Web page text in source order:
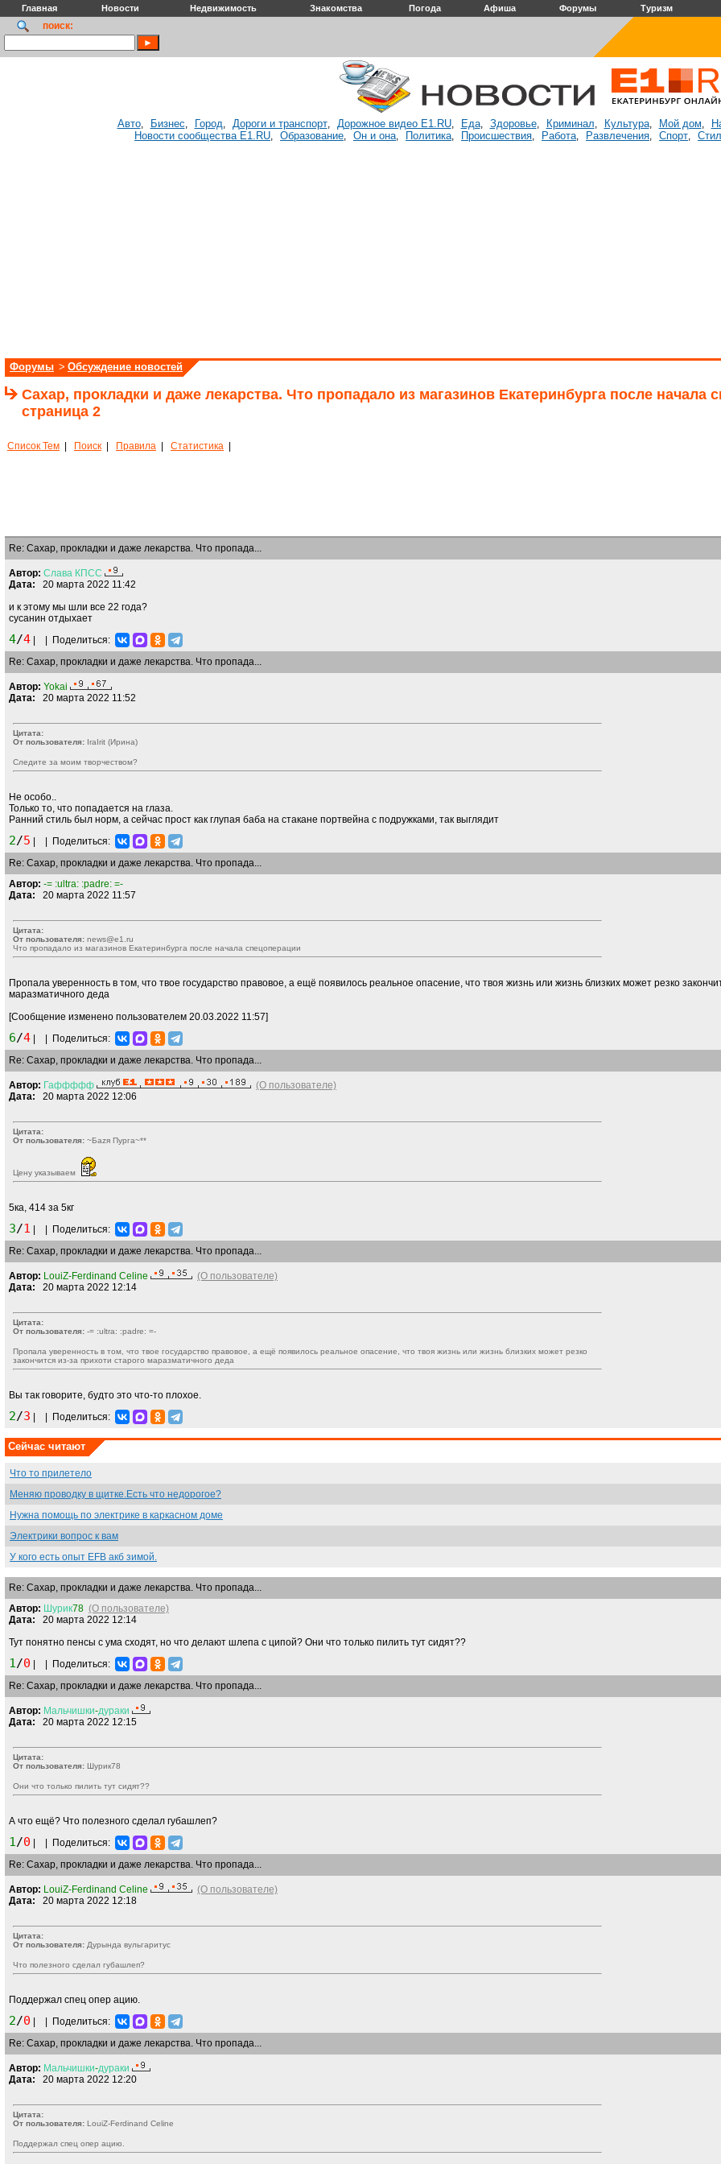
Главная Новости Недвижимость Знакомства Погода Афиша Форумы Туризм
поиск:
Авто, Бизнес, Город, Дороги и транспорт, Дорожное видео E1.RU, Еда, Здоровье, Криминал, Культура, Мой дом,
Новости сообщества E1.RU, Образование, Он и она, Политика, Происшествия, Работа, Развлечения, Спорт,
Форумы > Обсуждение новостей
Сахар, прокладки и даже лекарства. Что пропадало из магазинов Екатеринбурга после начала
страница 2
Список Тем Поиск Правила Статистика
Re: Сахар, прокладки и даже лекарства. Что пропада...
Автор: Слава КПСС
Дата: 20 марта 2022 11:42
и к этому мы шли все 22 года?
сусанин отдыхает
4/4
Поделиться:
Re: Сахар, прокладки и даже лекарства. Что пропада...
Автор: Yokai
Дата: 20 марта 2022 11:52
Цитата:
От пользователя: IraIrit (Ирина)
Следите за моим творчеством?
Не особо..
Только то, что попадается на глаза.
Ранний стиль был норм, а сейчас прост как глупая баба на стакане портвейна с подружками, так выглядит
2/5
Поделиться:
Re: Сахар, прокладки и даже лекарства. Что пропада...
Автор: -= :ultra: :padre: =-
Дата: 20 марта 2022 11:57
Цитата:
От пользователя: news@e1.ru
Что пропадало из магазинов Екатеринбурга после начала спецоперации
Пропала уверенность в том, что твое государство правовое, а ещё появилось реальное опасение, что твоя жизнь или жизнь близких может резко
маразматичного деда
[Сообщение изменено пользователем 20.03.2022 11:57]
6/4
Поделиться:
Re: Сахар, прокладки и даже лекарства. Что пропада...
Автор: Гаффффф
(О пользователе)
Дата: 20 марта 2022 12:06
Цитата:
От пользователя: ~Баzя Пурга~**
Цену указываем
5ка, 414 за 5кг
3/1
Поделиться:
Re: Сахар, прокладки и даже лекарства. Что пропада...
Автор: LouiZ-Ferdinand Celine
(О пользователе)
Дата: 20 марта 2022 12:14
Цитата:
От пользователя: -= :ultra: :padre: =-
Пропала уверенность в том, что твое государство правовое, а ещё появилось реальное опасение, что твоя жизнь или жизнь близких может резко
закончится из-за прихоти старого маразматичного деда
Вы так говорите, будто это что-то плохое.
2/3 Поделиться:
Сейчас читают
Что то прилетело
Меняю проводку в щитке.Есть что недорогое?
Нужна помощь по электрике в каркасном доме
Электрики вопрос к вам
У кого есть опыт EFB акб зимой.
Re: Сахар, прокладки и даже лекарства. Что пропада...
Автор: Шурик78 (О пользователе)
Дата: 20 марта 2022 12:14
Тут понятно пенсы с ума сходят, но что делают шлепа с ципой? Они что только пилить тут сидят??
1/0
Поделиться:
Re: Сахар, прокладки и даже лекарства. Что пропада...
Автор: Мальчишки-дураки
Дата: 20 марта 2022 12:15
Цитата:
От пользователя: Шурик78
Они что только пилить тут сидят??
А что ещё? Что полезного сделал губашлеп?
1/0
Поделиться:
Re: Сахар, прокладки и даже лекарства. Что пропада...
Автор: LouiZ-Ferdinand Celine
(О пользователе)
Дата: 20 марта 2022 12:18
Цитата:
От пользователя: Дурында вульгаритус
Что полезного сделал губашлеп?
Поддержал спец опер ацию.
2/0
Поделиться:
Re: Сахар, прокладки и даже лекарства. Что пропада...
Автор: Мальчишки-дураки
Дата: 20 марта 2022 12:20
Цитата:
От пользователя: LouiZ-Ferdinand Celine
Поддержал спец опер ацию.